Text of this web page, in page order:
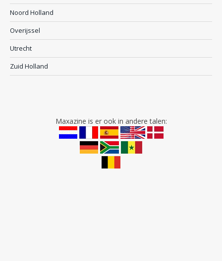
Noord Holland
Overijssel
Utrecht
Zuid Holland
Maxazine is er ook in andere talen: